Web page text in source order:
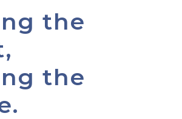
the
the